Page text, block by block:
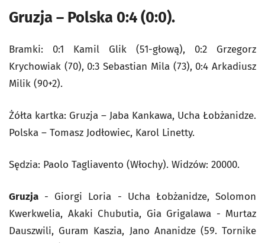
Gruzja – Polska 0:4 (0:0).
Bramki: 0:1 Kamil Glik (51-głową), 0:2 Grzegorz
Krychowiak (70), 0:3 Sebastian Mila (73), 0:4 Arkadiusz
Milik (90+2).
Żółta kartka: Gruzja – Jaba Kankawa, Ucha Łobżanidze.
Polska – Tomasz Jodłowiec, Karol Linetty.
Sędzia: Paolo Tagliavento (Włochy). Widzów: 20000.
Gruzja - Giorgi Loria - Ucha Łobżanidze, Solomon
Kwerkwelia, Akaki Chubutia, Gia Grigalawa - Murtaz
Dauszwili, Guram Kaszia, Jano Ananidze (59. Tornike